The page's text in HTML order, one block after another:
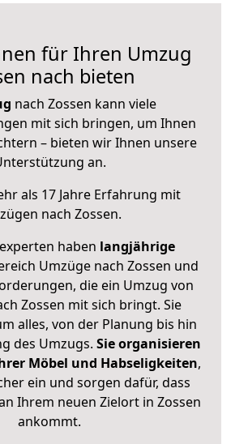
für Ihren Umzug
nach bieten
nach Zossen kann viele
mit sich bringen, um Ihnen
– bieten wir Ihnen unsere
an.
als 17 Jahre Erfahrung mit
nach Zossen.
haben langjährige
Umzüge nach Zossen und
die ein Umzug von
Zossen mit sich bringt. Sie
alles, von der Planung bis hin
des Umzugs. Sie organisieren
Möbel und Habseligkeiten,
ein und sorgen dafür, dass
Ihrem neuen Zielort in Zossen
ankommt.